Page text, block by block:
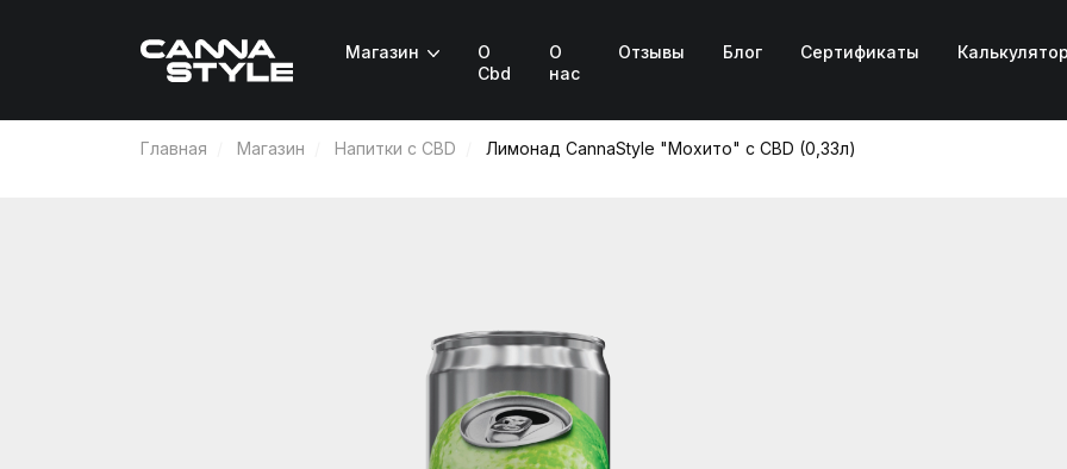
Магазин
О
Cbd
О
нас
Отзывы Блог Сертификаты Калькулятор
Главная Магазин Напитки с CBD Лимонад CannaStyle "Мохито" с CBD (0,33л)